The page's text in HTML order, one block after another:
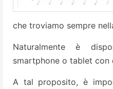
che troviamo sempre
Naturalmente è
smartphone o tablet con
A tal proposito, è